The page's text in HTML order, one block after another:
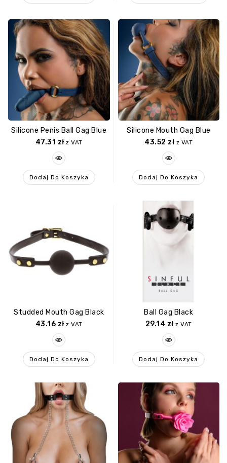
Silicone Penis Ball Gag Blue
47.31 zł z VAT
Dodaj Do Koszyka
Silicone Mouth Gag Blue
43.52 zł z VAT
Dodaj Do Koszyka
Studded Mouth Gag Black
43.16 zł z VAT
Dodaj Do Koszyka
Ball Gag Black
29.14 zł z VAT
Dodaj Do Koszyka